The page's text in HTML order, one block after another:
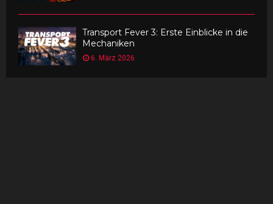
Transport Fever 3: Erste Einblicke in die
Mechaniken
6. März 2026